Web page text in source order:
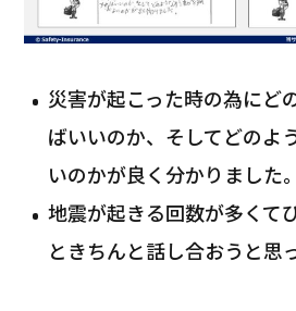
災害が起こった時の為にど
ばいいのか、そしてどのよ
いのかが良く分かりました。
地震が起きる回数が多くて
ときちんと話し合おうと思